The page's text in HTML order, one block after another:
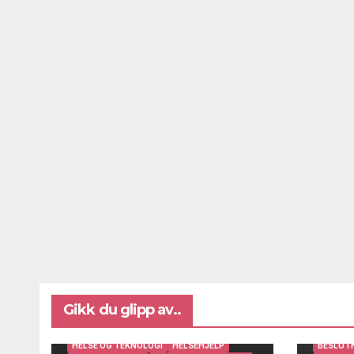
Gikk du glipp av..
BRUKERINNSIKT OG BRUKERMEDVIRKNING
DIGITAL AVSTANDSOPPFØLGING
HELSE OG TEKNOLOGI
HELSEHJELP